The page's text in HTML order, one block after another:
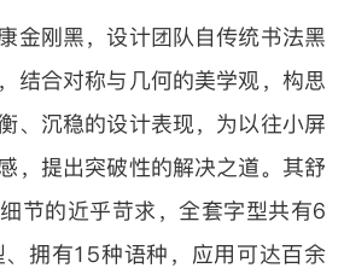
金刚黑，设计团队自传统书法黑
结合对称与几何的美学观，构思
、沉稳的设计表现，为以往小屏
，提出突破性的解决之道。其舒
节的近乎苛求，全套字型共有6
拥有15种语种，应用可达百余